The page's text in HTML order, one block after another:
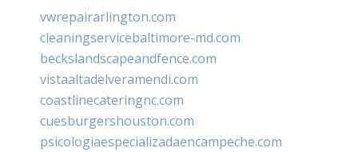
vwrepairarlington.com
cleaningservicebaltimore-md.com
beckslandscapeandfence.com
vistaaltadelveramendi.com
coastlinecateringnc.com
cuesburgershouston.com
psicologiaespecializadaencampeche.com